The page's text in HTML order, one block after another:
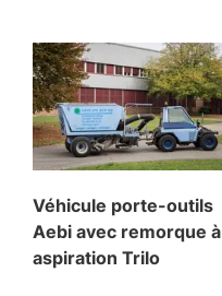
Véhicule porte-outils
Aebi avec remorque à
aspiration Trilo